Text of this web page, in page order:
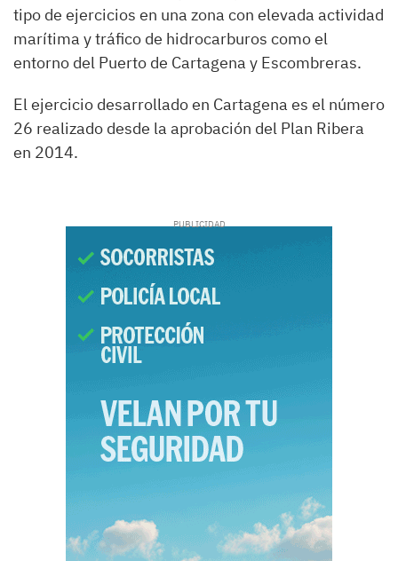
tipo de ejercicios en una zona con elevada actividad
marítima y tráfico de hidrocarburos como el
entorno del Puerto de Cartagena y Escombreras.
El ejercicio desarrollado en Cartagena es el número
26 realizado desde la aprobación del Plan Ribera
en 2014.